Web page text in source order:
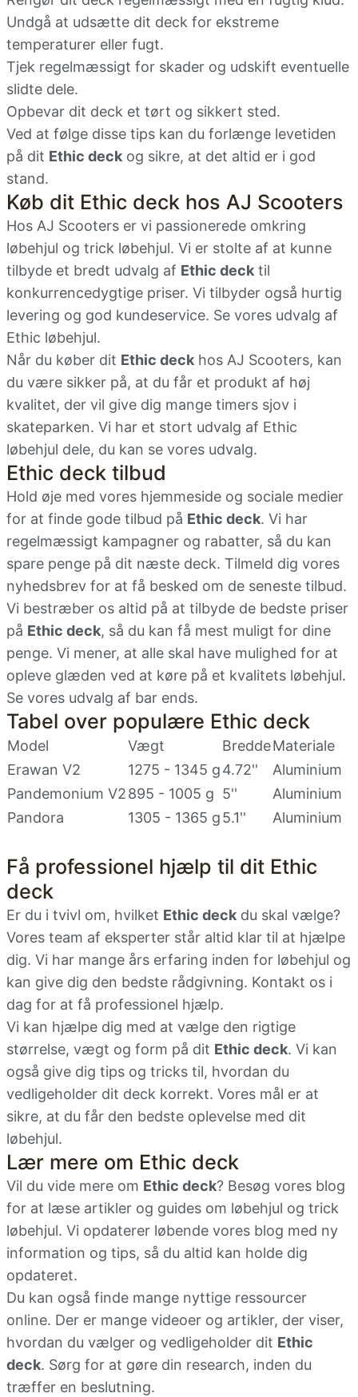
Undgå at udsætte dit deck for ekstreme
temperaturer eller fugt.
Tjek regelmæssigt for skader og udskift eventuelle
slidte dele.
Opbevar dit deck et tørt og sikkert sted.
Ved at følge disse tips kan du forlænge levetiden
på dit Ethic deck og sikre, at det altid er i god
stand.
Køb dit Ethic deck hos AJ Scooters
Hos AJ Scooters er vi passionerede omkring
løbehjul og trick løbehjul. Vi er stolte af at kunne
tilbyde et bredt udvalg af Ethic deck til
konkurrencedygtige priser. Vi tilbyder også hurtig
levering og god kundeservice. Se vores udvalg af
Ethic løbehjul.
Når du køber dit Ethic deck hos AJ Scooters, kan
du være sikker på, at du får et produkt af høj
kvalitet, der vil give dig mange timers sjov i
skateparken. Vi har et stort udvalg af Ethic
løbehjul dele, du kan se vores udvalg.
Ethic deck tilbud
Hold øje med vores hjemmeside og sociale medier
for at finde gode tilbud på Ethic deck. Vi har
regelmæssigt kampagner og rabatter, så du kan
spare penge på dit næste deck. Tilmeld dig vores
nyhedsbrev for at få besked om de seneste tilbud.
Vi bestræber os altid på at tilbyde de bedste priser
på Ethic deck, så du kan få mest muligt for dine
penge. Vi mener, at alle skal have mulighed for at
opleve glæden ved at køre på et kvalitets løbehjul.
Se vores udvalg af bar ends.
Tabel over populære Ethic deck
Model Vægt BreddeMateriale
Erawan V2
1275 - 1345 g4.72''
Aluminium
Pandemonium V2895 - 1005 g 5''
Aluminium
Pandora
1305 - 1365 g5.1'' Aluminium
Få professionel hjælp til dit Ethic
deck
Er du i tvivl om, hvilket Ethic deck du skal vælge?
Vores team af eksperter står altid klar til at hjælpe
dig. Vi har mange års erfaring inden for løbehjul og
kan give dig den bedste rådgivning. Kontakt os i
dag for at få professionel hjælp.
Vi kan hjælpe dig med at vælge den rigtige
størrelse, vægt og form på dit Ethic deck. Vi kan
også give dig tips og tricks til, hvordan du
vedligeholder dit deck korrekt. Vores mål er at
sikre, at du får den bedste oplevelse med dit
løbehjul.
Lær mere om Ethic deck
Vil du vide mere om Ethic deck? Besøg vores blog
for at læse artikler og guides om løbehjul og trick
løbehjul. Vi opdaterer løbende vores blog med ny
information og tips, så du altid kan holde dig
opdateret.
Du kan også finde mange nyttige ressourcer
online. Der er mange videoer og artikler, der viser,
hvordan du vælger og vedligeholder dit Ethic
deck. Sørg for at gøre din research, inden du
træffer en beslutning.